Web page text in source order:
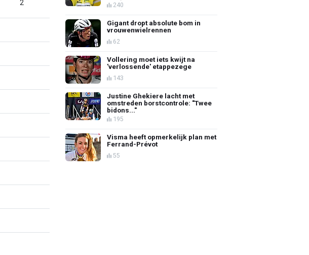
2 240
Gigant dropt absolute bom in
vrouwenwielrennen
62
Vollering moet iets kwijt na
'verlossende' etappezege
143
Justine Ghekiere lacht met
omstreden borstcontrole: "Twee
bidons..."
195
Visma heeft opmerkelijk plan met
Ferrand-Prévot
55